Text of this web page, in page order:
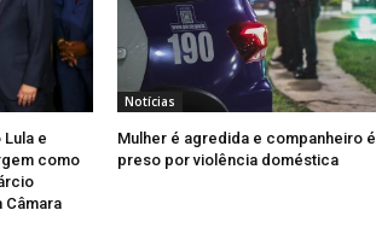
e
como
Câmara
Notícias
Mulher é agredida e companheiro é
preso por violência doméstica